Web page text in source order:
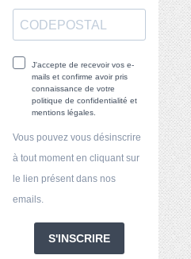
J'accepte de recevoir vos e-
mails et confirme avoir pris
connaissance de votre
politique de confidentialité et
mentions légales.
Vous pouvez vous désinscrire
à tout moment en cliquant sur
le lien présent dans nos
emails.
S'INSCRIRE